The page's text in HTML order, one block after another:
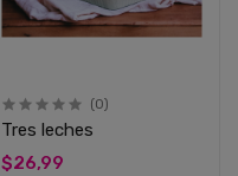
(0)
Tres leches
$26,99